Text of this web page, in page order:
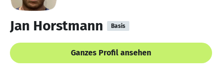
Jan Horstmann Basis
Ganzes Profil ansehen